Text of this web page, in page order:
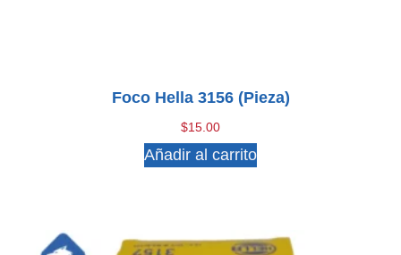
Foco Hella 3156 (pieza)
$15.00
Añadir al carrito